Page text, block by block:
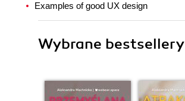
Examples of good UX design
Wybrane bestsellery